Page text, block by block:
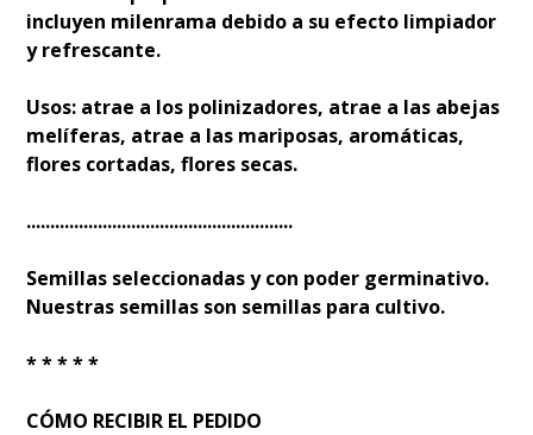
incluyen milenrama debido a su efecto limpiador
y refrescante.
Usos: atrae a los polinizadores, atrae a las abejas
melíferas, atrae a las mariposas, aromáticas,
flores cortadas, flores secas.
........................................................
Semillas seleccionadas y con poder germinativo.
Nuestras semillas son semillas para cultivo.
* * * * *
CÓMO RECIBIR EL PEDIDO